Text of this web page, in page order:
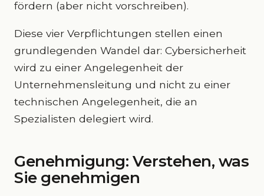
fördern (aber nicht vorschreiben).
Diese vier Verpflichtungen stellen einen
grundlegenden Wandel dar: Cybersicherheit
wird zu einer Angelegenheit der
Unternehmensleitung und nicht zu einer
technischen Angelegenheit, die an
Spezialisten delegiert wird.
Genehmigung: Verstehen, was
Sie genehmigen